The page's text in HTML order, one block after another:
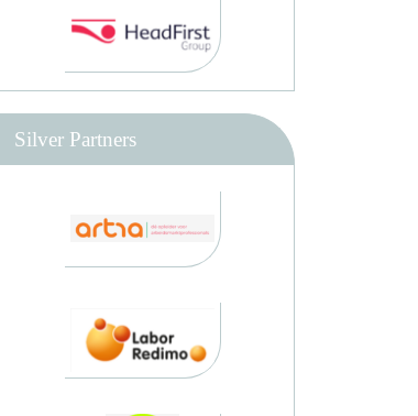
Silver Partners